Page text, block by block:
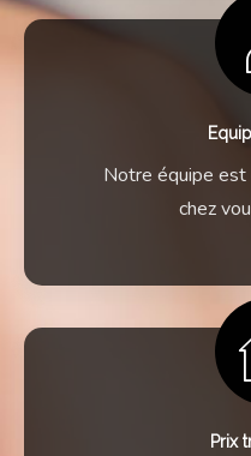
Notre équipe
chez
Prix